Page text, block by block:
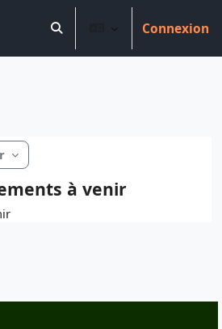
Activer/désactiver la saisie
Connexion
à venir